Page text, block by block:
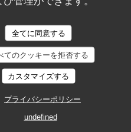
全てに同意する
てのクッキーを拒否する
カスタマイズする
プライバシーポリシー
undefined
10 ans de mariage.
pour faire un
régalé et les
grâce à la
permis de danser jusqu’au
l’équipe et tout